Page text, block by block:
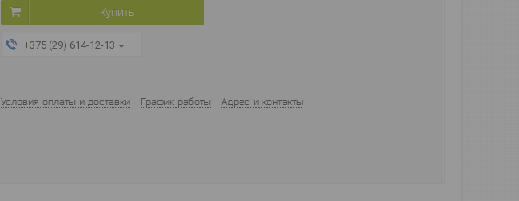
Купить
+375 (29) 614-12-13
Условия оплаты и доставки График работы Адрес и контакты